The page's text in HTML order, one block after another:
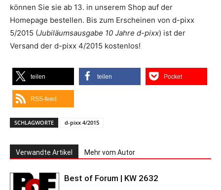
können Sie sie ab 13. in unserem Shop auf der
Homepage bestellen. Bis zum Erscheinen von d-pixx
5/2015 (Jubiläumsausgabe 10 Jahre d-pixx) ist der
Versand der d-pixx 4/2015 kostenlos!
teilen teilen Pocket
RSS-feed
SCHLAGWORTE d-pixx 4/2015
Verwandte Artikel Mehr vom Autor
Best of Forum | KW 2632